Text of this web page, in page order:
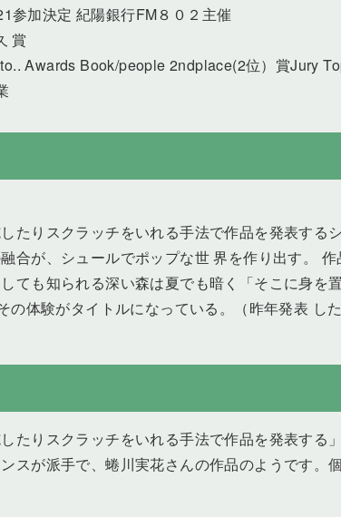
加決定 紀陽銀行FM８０２主催
賞
Awards Book/people 2ndplace(2位）賞Jury
たりスクラッチをいれる手法で作品を発表す
合が、シュールでポップな世 界を作り出す。
ても知られる深い森は夏でも暗く「そこに身
体験がタイトルになっている。（昨年発表 し
たりスクラッチをいれる手法で作品を発表す
スが派手で、蜷川実花さんの作品のようです